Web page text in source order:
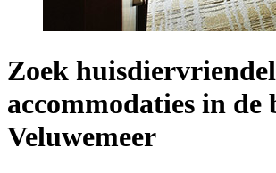
Zoek
accommodaties in
Veluwemeer